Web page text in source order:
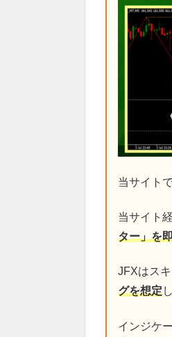
当サイト
当サイト
ター」を
JFXはス
グを想定
インジケ